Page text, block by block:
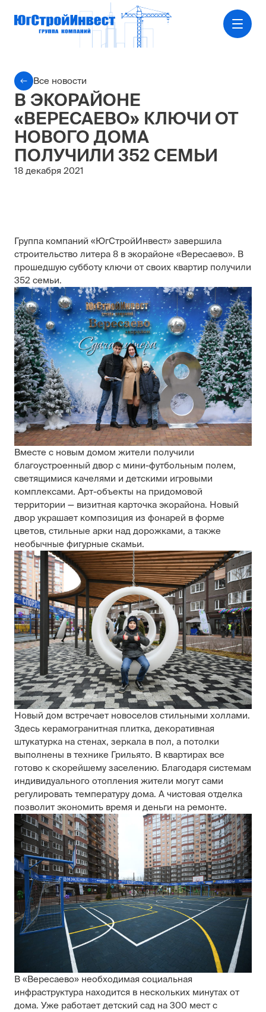
Все новости
В ЭКОРАЙОНЕ
«ВЕРЕСАЕВО» КЛЮЧИ ОТ
НОВОГО ДОМА
ПОЛУЧИЛИ 352 СЕМЬИ
18 декабря 2021
Группа компаний «ЮгСтройИнвест» завершила
строительство литера 8 в экорайоне «Вересаево». В
прошедшую субботу ключи от своих квартир получили
352 семьи.
Вместе с новым домом жители получили
благоустроенный двор с мини-футбольным полем,
светящимися качелями и детскими игровыми
комплексами. Арт-объекты на придомовой
территории — визитная карточка экорайона. Новый
двор украшает композиция из фонарей в форме
цветов, стильные арки над дорожками, а также
необычные фигурные скамьи.
Новый дом встречает новоселов стильными холлами.
Здесь керамогранитная плитка, декоративная
штукатурка на стенах, зеркала в пол, а потолки
выполнены в технике Грильято. В квартирах все
готово к скорейшему заселению. Благодаря системам
индивидуального отопления жители могут сами
регулировать температуру дома. А чистовая отделка
позволит экономить время и деньги на ремонте.
В «Вересаево» необходимая социальная
инфраструктура находится в нескольких минутах от
дома. Уже работает детский сад на 300 мест с